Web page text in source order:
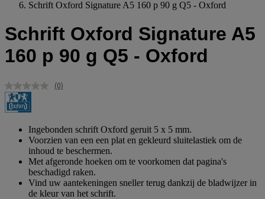
Schrift Oxford Signature A5 160 p 90 g Q5 - Oxford
Schrift Oxford Signature A5
160 p 90 g Q5 - Oxford
Geen
(0)
Ingebonden schrift Oxford geruit 5 x 5 mm.
Voorzien van een een plat en gekleurd sluitelastiek om de
inhoud te beschermen.
Met afgeronde hoeken om te voorkomen dat pagina's
beschadigd raken.
Vind uw aantekeningen sneller terug dankzij de bladwijzer in
de kleur van het schrift.